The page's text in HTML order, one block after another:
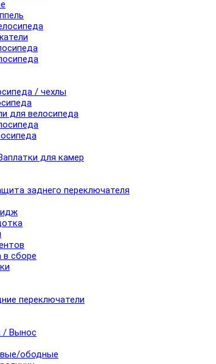
/ чехлы
для велосипеда
для камер
заднего переключателя
сборе
переключатели
/ Вынос
ободные